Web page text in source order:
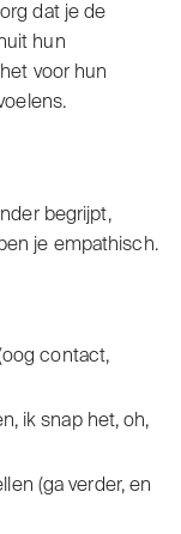
dat je de
hun
voor hun
begrijpt,
je empathisch.
contact,
ik snap het, oh,
(ga verder, en